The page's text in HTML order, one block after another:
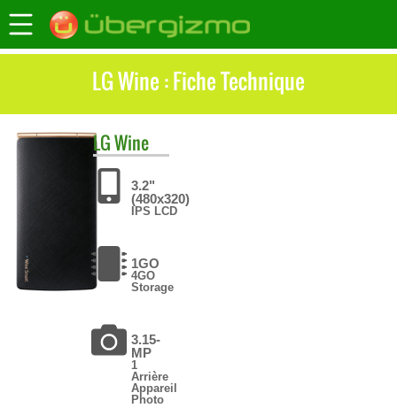
LG Wine : Fiche Technique
LGWine
3.2"
(480x320)
IPS LCD
1GO
4GO
Storage
3.15-
MP
1
Arrière
Appareil
Photo